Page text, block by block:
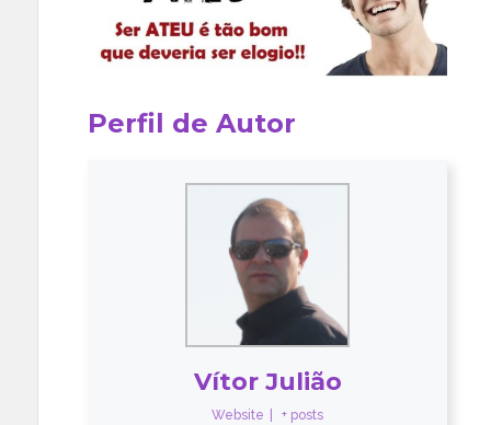
Perfil de Autor
Vítor Julião
Website + posts